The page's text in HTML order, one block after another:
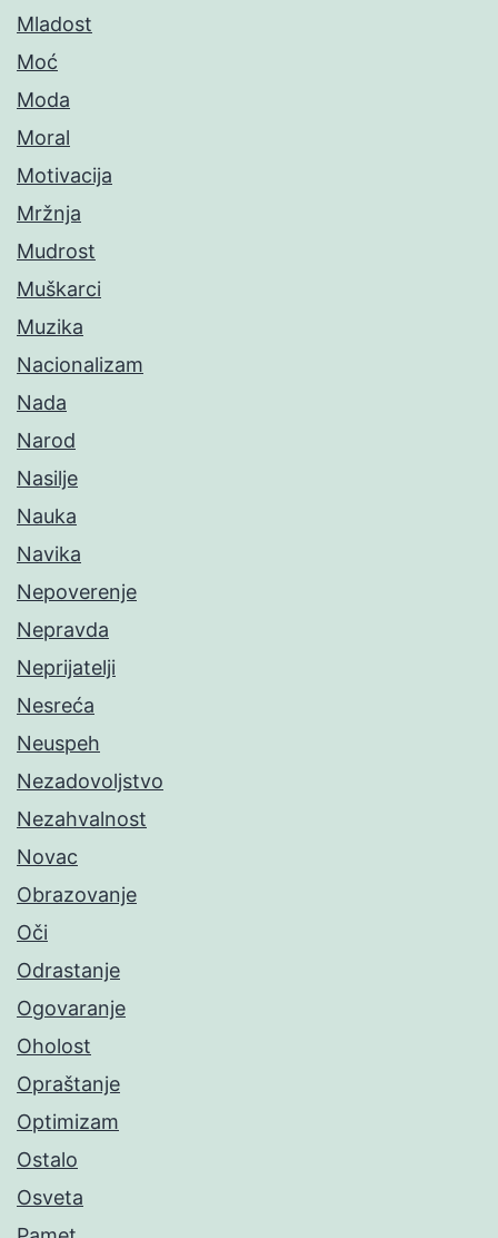
Mladost
Moć
Moda
Moral
Motivacija
Mržnja
Mudrost
Muškarci
Muzika
Nacionalizam
Nada
Narod
Nasilje
Nauka
Navika
Nepoverenje
Nepravda
Neprijatelji
Nesreća
Neuspeh
Nezadovoljstvo
Nezahvalnost
Novac
Obrazovanje
Oči
Odrastanje
Ogovaranje
Oholost
Opraštanje
Optimizam
Ostalo
Osveta